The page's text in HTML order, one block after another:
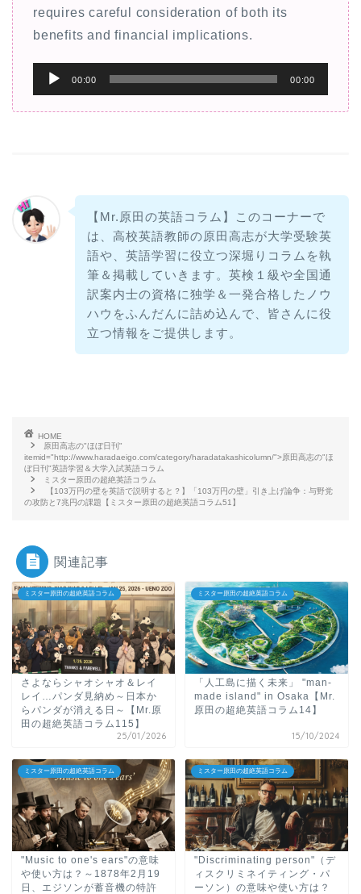
requires careful consideration of both its
benefits and financial implications.
声
ー
00:00 00:00
【Mr.原田の英語コラム】このコーナーで
は、高校英語教師の原田高志が大学受験英
語や、英語学習に役立つ深堀りコラムを執
筆＆掲載していきます。英検１級や全国通
訳案内士の資格に独学＆一発合格したノウ
ハウをふんだんに詰め込んで、皆さんに役
立つ情報をご提供します。
HOME
原田高志の"ほぼ日刊"
itemid="http://www.haradaeigo.com/category/haradatakashicolumn/">原田高志の"ほ
ぼ日刊"英語学習＆大学入試英語コラム
ミスター原田の超絶英語コラム
【103万円の壁を英語で説明すると？】「103万円の壁」引き上げ論争：与野党
の攻防と7兆円の課題【ミスター原田の超絶英語コラム51】
関連記事
ミスター原田の超絶英語コラム
さよならシャオシャオ＆レイ
レイ…パンダ見納め～日本か
らパンダが消える日～【Mr.原
田の超絶英語コラム115】
25/01/2026
ミスター原田の超絶英語コラム
「人工島に描く未来」 "man-
made island" in Osaka【Mr.
原田の超絶英語コラム14】
15/10/2024
ミスター原田の超絶英語コラム
"Music to one's ears"の意味
や使い方は？～1878年2月19
日、エジソンが蓄音機の特許
ミスター原田の超絶英語コラム
"Discriminating person"（デ
ィスクリミネイティング・パ
ーソン）の意味や使い方は？